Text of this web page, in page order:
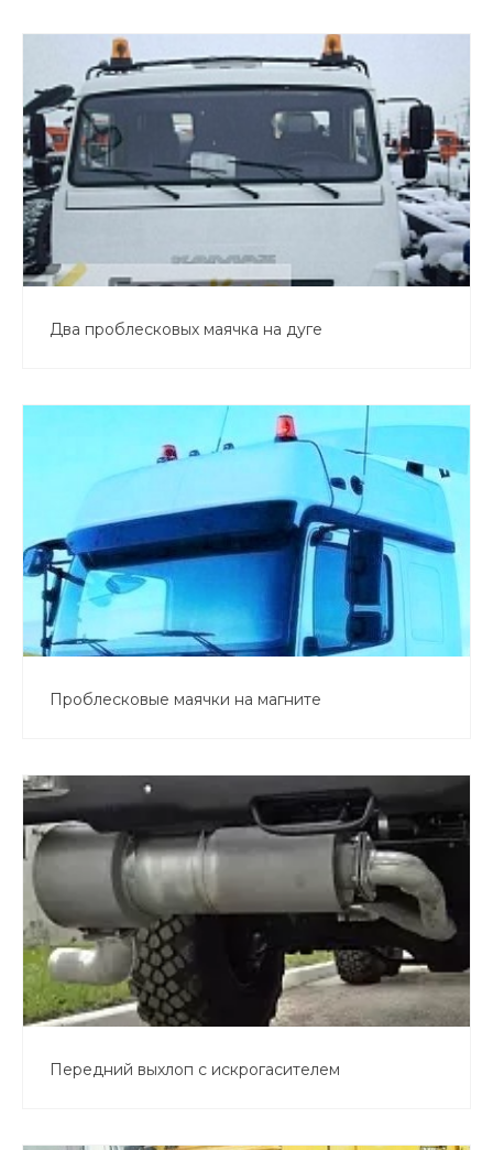
Два проблесковых маячка на дуге
Проблесковые маячки на магните
Передний выхлоп с искрогасителем